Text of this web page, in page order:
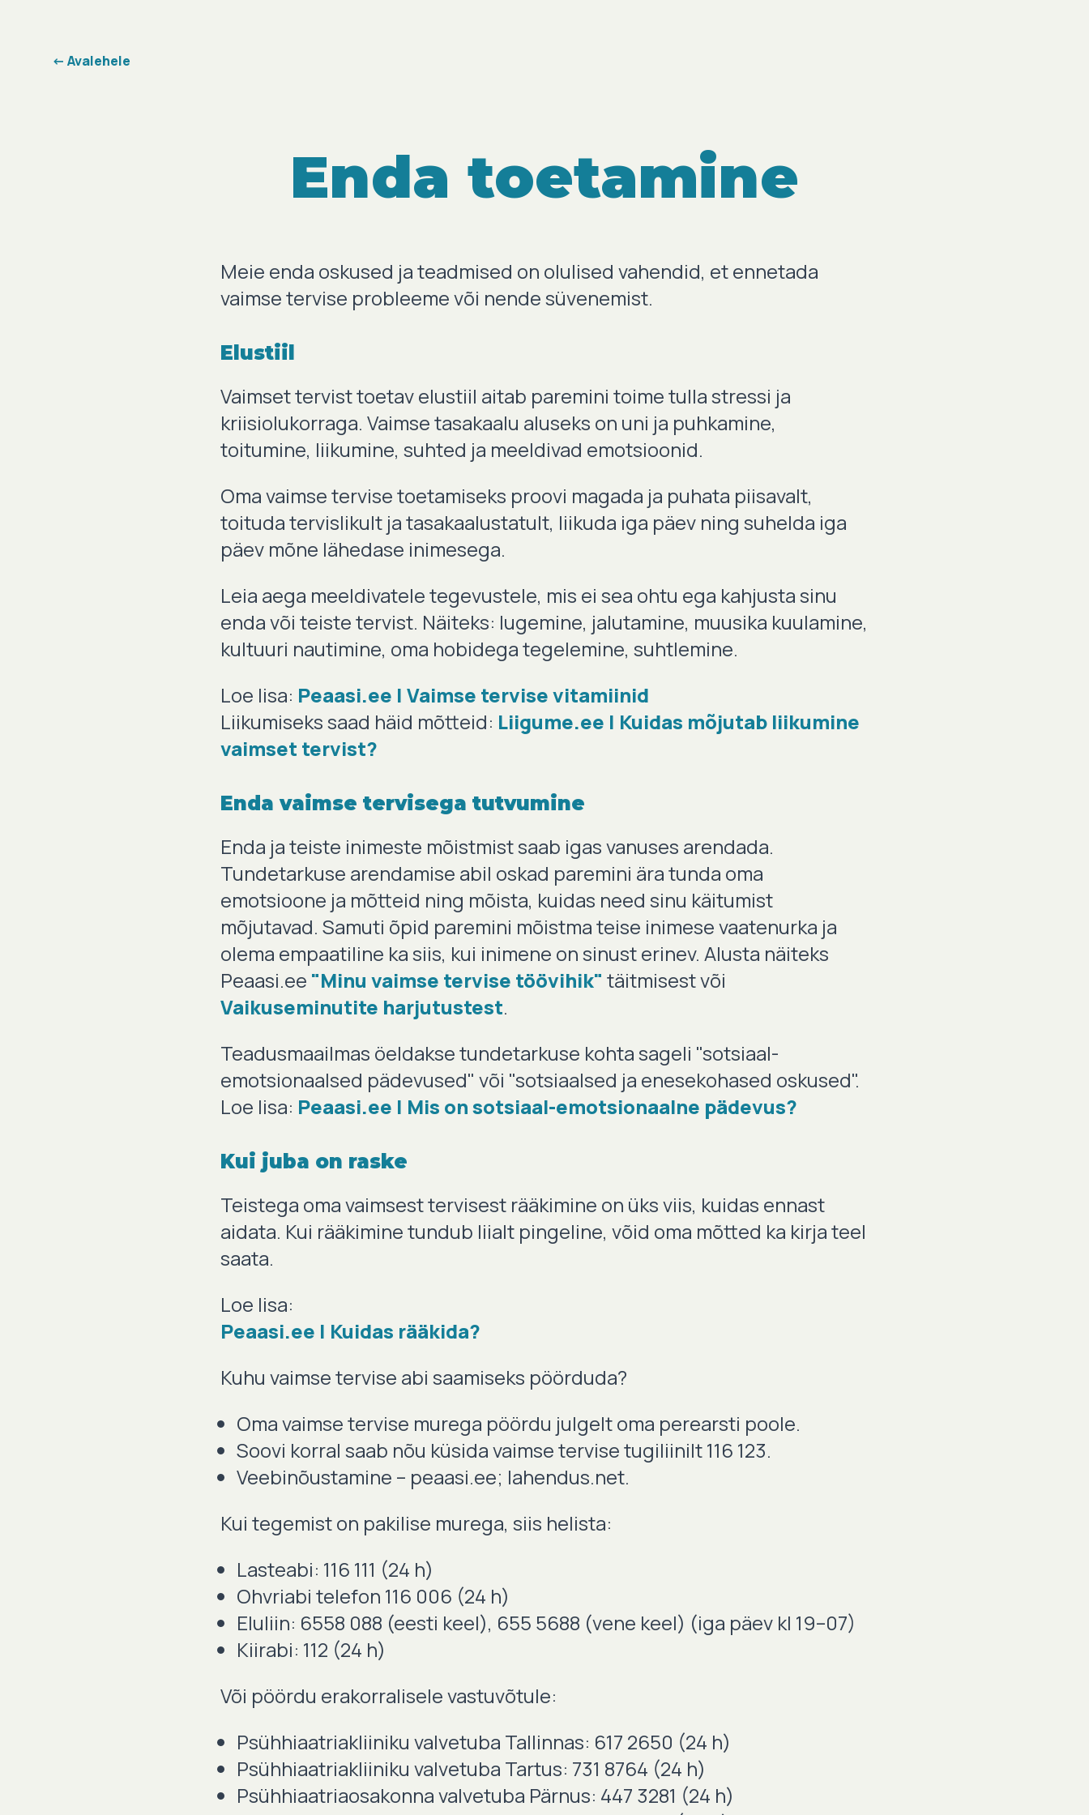
← Avalehele
Enda toetamine
Meie enda oskused ja teadmised on olulised vahendid, et ennetada
vaimse tervise probleeme või nende süvenemist.
Elustiil
Vaimset tervist toetav elustiil aitab paremini toime tulla stressi ja
kriisiolukorraga. Vaimse tasakaalu aluseks on uni ja puhkamine,
toitumine, liikumine, suhted ja meeldivad emotsioonid.
Oma vaimse tervise toetamiseks proovi magada ja puhata piisavalt,
toituda tervislikult ja tasakaalustatult, liikuda iga päev ning suhelda iga
päev mõne lähedase inimesega.
Leia aega meeldivatele tegevustele, mis ei sea ohtu ega kahjusta sinu
enda või teiste tervist. Näiteks: lugemine, jalutamine, muusika kuulamine,
kultuuri nautimine, oma hobidega tegelemine, suhtlemine.
Loe lisa: Peaasi.ee | Vaimse tervise vitamiinid
Liikumiseks saad häid mõtteid: Liigume.ee | Kuidas mõjutab liikumine
vaimset tervist?
Enda vaimse tervisega tutvumine
Enda ja teiste inimeste mõistmist saab igas vanuses arendada.
Tundetarkuse arendamise abil oskad paremini ära tunda oma
emotsioone ja mõtteid ning mõista, kuidas need sinu käitumist
mõjutavad. Samuti õpid paremini mõistma teise inimese vaatenurka ja
olema empaatiline ka siis, kui inimene on sinust erinev. Alusta näiteks
Peaasi.ee "Minu vaimse tervise töövihik" täitmisest või
Vaikuseminutite harjutustest.
Teadusmaailmas öeldakse tundetarkuse kohta sageli "sotsiaal-
emotsionaalsed pädevused" või "sotsiaalsed ja enesekohased oskused".
Loe lisa: Peaasi.ee | Mis on sotsiaal-emotsionaalne pädevus?
Kui juba on raske
Teistega oma vaimsest tervisest rääkimine on üks viis, kuidas ennast
aidata. Kui rääkimine tundub liialt pingeline, võid oma mõtted ka kirja teel
saata.
Loe lisa:
Peaasi.ee | Kuidas rääkida?
Kuhu vaimse tervise abi saamiseks pöörduda?
Oma vaimse tervise murega pöördu julgelt oma perearsti poole.
Soovi korral saab nõu küsida vaimse tervise tugiliinilt 116 123.
Veebinõustamine – peaasi.ee; lahendus.net.
Kui tegemist on pakilise murega, siis helista:
Lasteabi: 116 111 (24 h)
Ohvriabi telefon 116 006 (24 h)
Eluliin: 6558 088 (eesti keel), 655 5688 (vene keel) (iga päev kl 19–07)
Kiirabi: 112 (24 h)
Või pöördu erakorralisele vastuvõtule:
Psühhiaatriakliiniku valvetuba Tallinnas: 617 2650 (24 h)
Psühhiaatriakliiniku valvetuba Tartus: 731 8764 (24 h)
Psühhiaatriaosakonna valvetuba Pärnus: 447 3281 (24 h)